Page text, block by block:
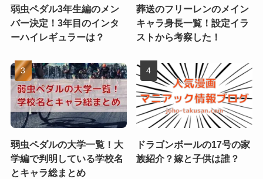
弱虫ペダル3年生編のメン
バー決定！3年目のインタ
ーハイレギュラーは？
葬送のフリーレンのメイン
キャラ身長一覧！設定イラ
ストから考察した！
弱虫ペダルの大学一覧！大
学編で判明している学校名
とキャラ総まとめ
ドラゴンボールの17号の家
族紹介？嫁と子供は誰？